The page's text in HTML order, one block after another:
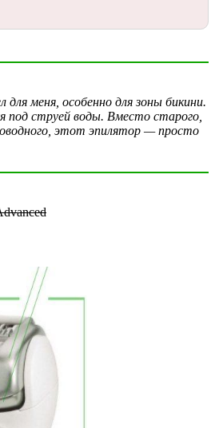
для меня, особенно для зоны бикини.
под струей воды. Вместо старого,
этот эпилятор — просто